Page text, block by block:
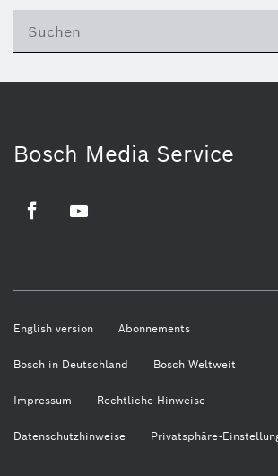
Bosch Media Service
English version Abonnements
Bosch in Deutschland Bosch Weltweit
Impressum Rechtliche Hinweise
Datenschutzhinweise Privatsphäre-